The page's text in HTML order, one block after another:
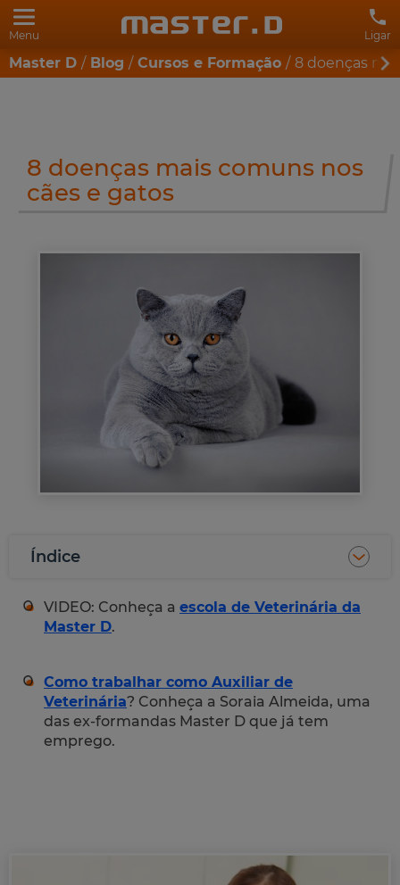
Menu Ligar
Master D Blog Cursos e Formação 8 doenças
8 doenças mais comuns nos
cães e gatos
Índice
VIDEO: Conheça a escola de Veterinária da
Master D.
Como trabalhar como Auxiliar de
Veterinária? Conheça a Soraia Almeida, uma
das ex-formandas Master D que já tem
emprego.